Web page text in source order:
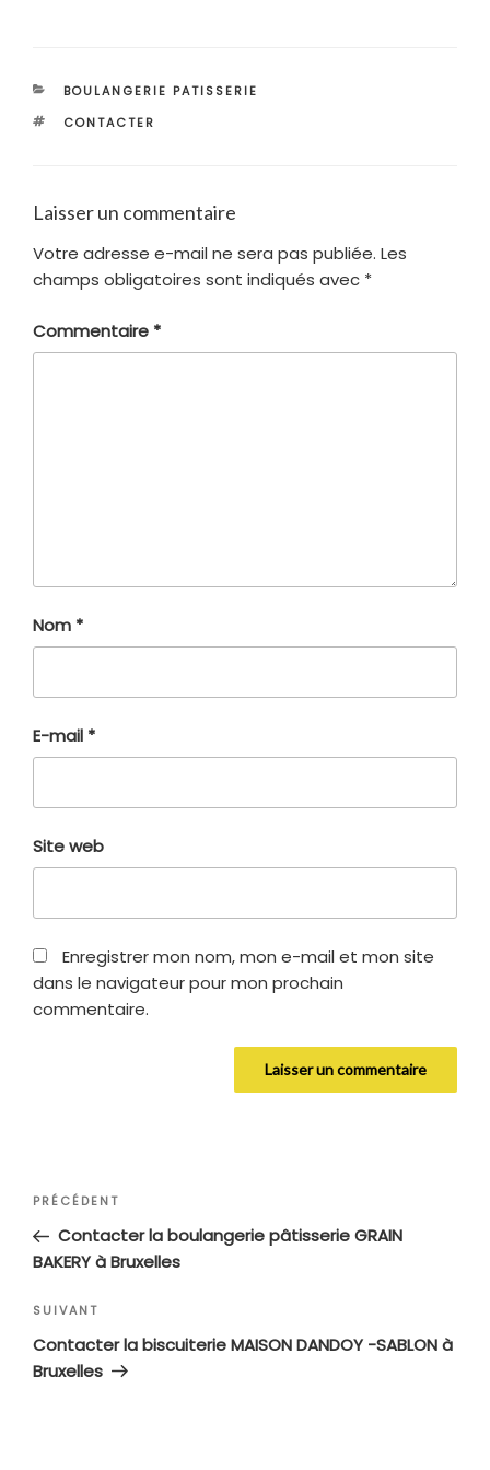
CATÉGORIES
BOULANGERIE PATISSERIE
ÉTIQUETTES
CONTACTER
Laisser un commentaire
Votre adresse e-mail ne sera pas publiée. Les
champs obligatoires sont indiqués avec *
Commentaire *
Nom *
E-mail *
Site web
Enregistrer mon nom, mon e-mail et mon site
dans le navigateur pour mon prochain
commentaire.
Navigation
l’article
Article
précédent
PRÉCÉDENT
Contacter la boulangerie pâtisserie GRAIN
BAKERY à Bruxelles
Article
suivant
SUIVANT
Contacter la biscuiterie MAISON DANDOY -SABLON à
Bruxelles